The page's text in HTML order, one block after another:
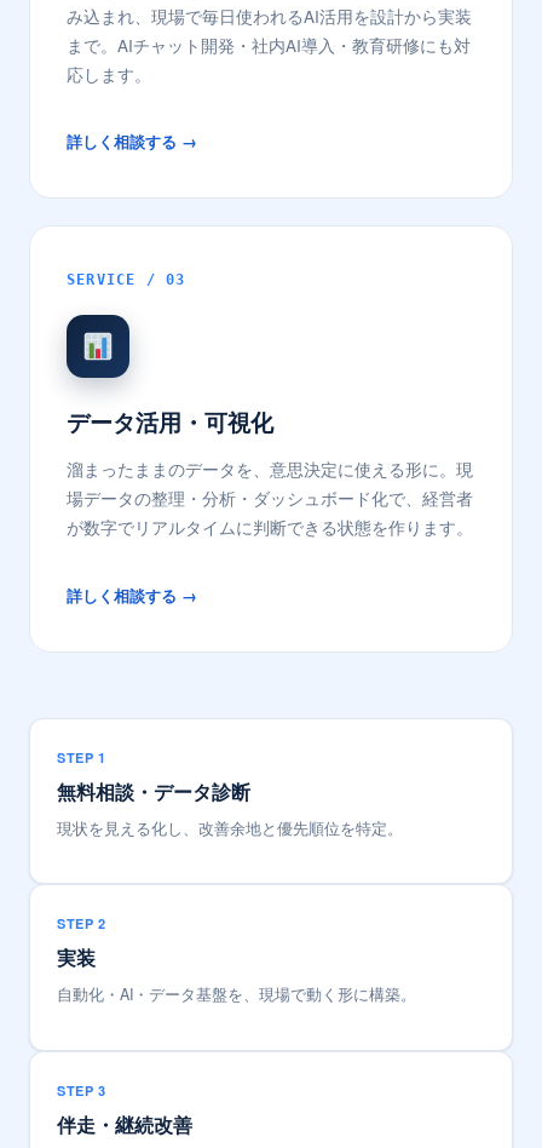
み込まれ、現場で毎日使われるAI活用を設計から実装
まで。AIチャット開発・社内AI導入・教育研修にも対
応します。
詳しく相談する →
SERVICE / 03
データ活用・可視化
溜まったままのデータを、意思決定に使える形に。現
場データの整理・分析・ダッシュボード化で、経営者
が数字でリアルタイムに判断できる状態を作ります。
詳しく相談する →
STEP 1
無料相談・データ診断
現状を見える化し、改善余地と優先順位を特定。
STEP 2
実装
自動化・AI・データ基盤を、現場で動く形に構築。
STEP 3
伴走・継続改善